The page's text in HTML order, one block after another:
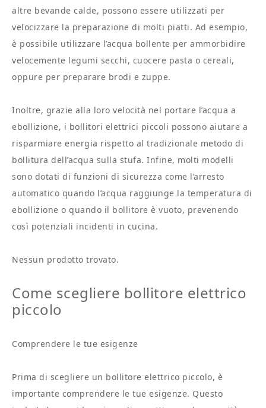
altre bevande calde, possono essere utilizzati per
velocizzare la preparazione di molti piatti. Ad esempio,
è possibile utilizzare l’acqua bollente per ammorbidire
velocemente legumi secchi, cuocere pasta o cereali,
oppure per preparare brodi e zuppe.
Inoltre, grazie alla loro velocità nel portare l’acqua a
ebollizione, i bollitori elettrici piccoli possono aiutare a
risparmiare energia rispetto al tradizionale metodo di
bollitura dell’acqua sulla stufa. Infine, molti modelli
sono dotati di funzioni di sicurezza come l’arresto
automatico quando l’acqua raggiunge la temperatura di
ebollizione o quando il bollitore è vuoto, prevenendo
così potenziali incidenti in cucina.
Nessun prodotto trovato.
Come scegliere bollitore elettrico
piccolo
Comprendere le tue esigenze
Prima di scegliere un bollitore elettrico piccolo, è
importante comprendere le tue esigenze. Questo